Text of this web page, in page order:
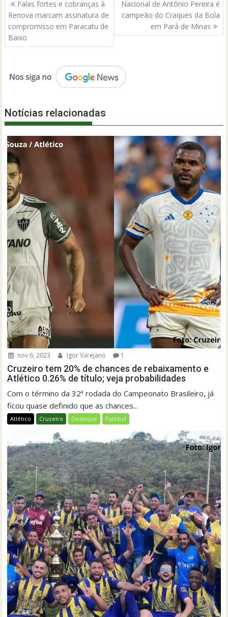
de
Post
Falas fortes e cobranças à
Renova marcam assinatura de
compromisso em Paracatu de
Baixo
Nacional de Antônio Pereira é
campeão do Craques da Bola
em Pará de Minas
Notícias relacionadas
nov 6, 2023 Igor Varejano 1
Cruzeiro tem 20% de chances de rebaixamento e
Atlético 0.26% de título; veja probabilidades
Com o término da 32ª rodada do Campeonato Brasileiro, já
ficou quase definido que as chances...
Atlético Cruzeiro Destaque Futebol